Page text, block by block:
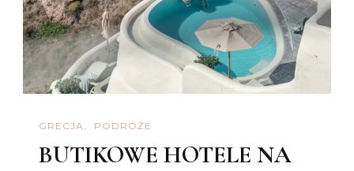
GRECJA PODRÓŻE
BUTIKOWE HOTELE NA